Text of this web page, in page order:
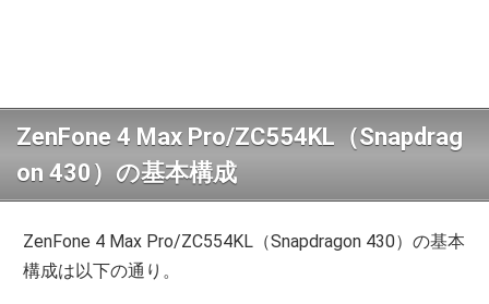
ZenFone 4 Max Pro/ZC554KL（Snapdrag
on 430）の基本構成
ZenFone 4 Max Pro/ZC554KL（Snapdragon 430）の基本
構成は以下の通り。